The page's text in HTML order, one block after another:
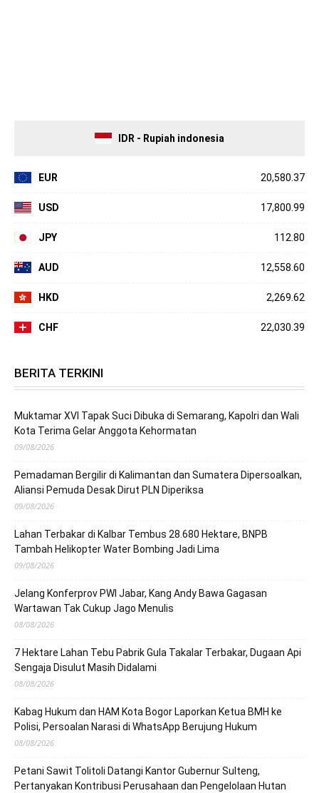
IDR - Rupiah indonesia
EUR 20,580.37
USD 17,800.99
JPY 112.80
AUD 12,558.60
HKD 2,269.62
CHF 22,030.39
BERITA TERKINI
Muktamar XVI Tapak Suci Dibuka di Semarang, Kapolri dan Wali
Kota Terima Gelar Anggota Kehormatan
09/08/2026
Pemadaman Bergilir di Kalimantan dan Sumatera Dipersoalkan,
Aliansi Pemuda Desak Dirut PLN Diperiksa
09/08/2026
Lahan Terbakar di Kalbar Tembus 28.680 Hektare, BNPB
Tambah Helikopter Water Bombing Jadi Lima
09/08/2026
Jelang Konferprov PWI Jabar, Kang Andy Bawa Gagasan
Wartawan Tak Cukup Jago Menulis
08/08/2026
7 Hektare Lahan Tebu Pabrik Gula Takalar Terbakar, Dugaan Api
Sengaja Disulut Masih Didalami
08/08/2026
Kabag Hukum dan HAM Kota Bogor Laporkan Ketua BMH ke
Polisi, Persoalan Narasi di WhatsApp Berujung Hukum
08/08/2026
Petani Sawit Tolitoli Datangi Kantor Gubernur Sulteng,
Pertanyakan Kontribusi Perusahaan dan Pengelolaan Hutan